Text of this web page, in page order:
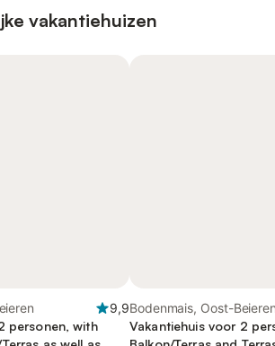
vakantiehuizen
9,9
personen, with
Bodenmais, Oost-
Vakantiehuis voor 2